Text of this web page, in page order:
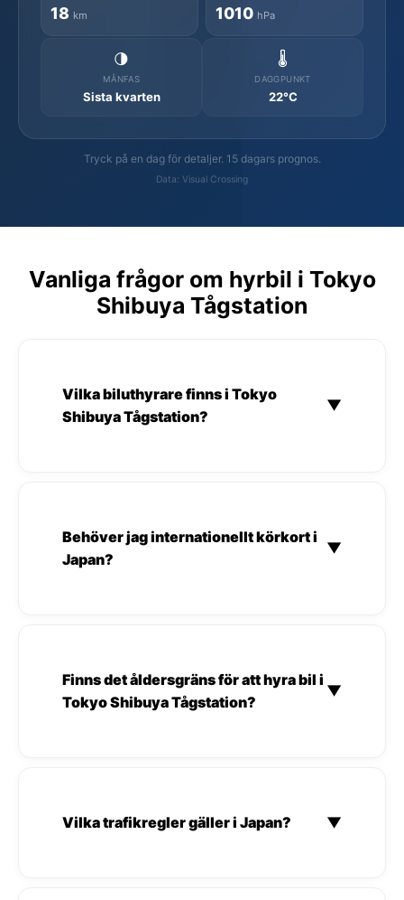
18 km 1010 hPa
🌗
MÅNFAS
Sista kvarten
🌡️
DAGGPUNKT
22°C
Tryck på en dag för detaljer. 15 dagars prognos.
Data: Visual Crossing
Vanliga frågor om hyrbil i Tokyo
Shibuya Tågstation
Vilka biluthyrare finns i Tokyo
Shibuya Tågstation?
▼
Behöver jag internationellt körkort i
Japan?
▼
Finns det åldersgräns för att hyra bil i
Tokyo Shibuya Tågstation?
▼
Vilka trafikregler gäller i Japan? ▼